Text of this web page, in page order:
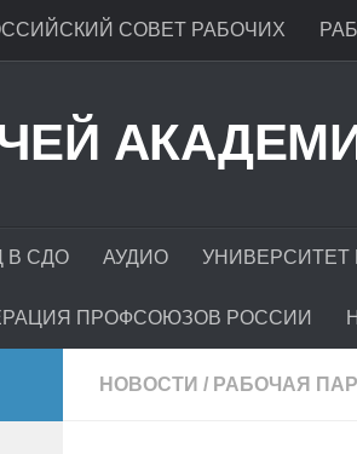
СОВЕТ РАБОЧИХ
В СДО АУДИО УНИВЕРСИТЕТ
ПРОФСОЮЗОВ РОССИИ
НОВОСТИ / РАБОЧАЯ